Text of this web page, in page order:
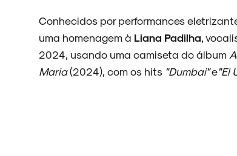
ENTREVISTAS
Conhecidos por performances
uma homenagem à Liana Padilha ,
2024, usando uma camiseta do álbum
Maria(2024), com os hits "Dumbai"e"El